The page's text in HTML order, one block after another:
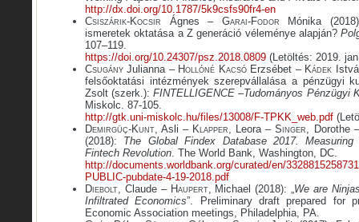
http://dx.doi.org/10.1787/5k9csfs90fr4-en
Csiszárik-Kocsir Ágnes – Garai-Fodor Mónika
ismeretek oktatása a Z generáció véleménye alapján?
107–119.
https://doi.org/10.24307/psz.2018.0809 (Letöltés: 2019.
Csugány Julianna – Hollóné KacsóErzsébet – Kádek
felsőoktatási intézmények szerepvállalása a pénzügyi
Zsolt (szerk.):FINTELLIGENCE –Tudományos Pénzügyi
Miskolc. 87-105.
http://gtk.uni-miskolc.hu/files/13008/F-TPKK_web.pdf
Demirgüç-Kunt, Asli – Klapper, Leora – Singer, Dorothe
(2018): The Global Findex Database 2017.
Fintech Revolution. The World Bank, Washington, DC.
http://documents.worldbank.org/curated/en/
PUBLIC-pubdate-4-19-2018.pdf
Diebolt, Claude – Haupert, Michael (2018): „We are
Infiltrated Economics”. Preliminary draft prepared for
Economic Association meetings, Philadelphia, PA.